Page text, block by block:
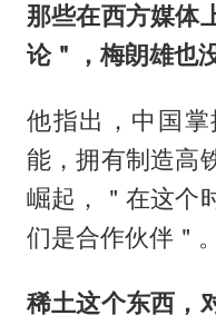
那些在西方媒体
论＂，梅朗雄也
他指出，中国
能，拥有制造高
崛起，＂在这个
们是合作伙伴＂。
稀土这个东西，